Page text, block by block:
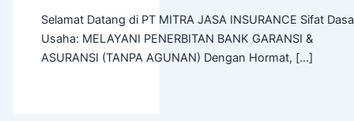
Selamat Datang di PT MITRA JASA INSURANCE Sifat
Usaha: MELAYANI PENERBITAN BANK GARANSI &
ASURANSI (TANPA AGUNAN) Dengan Hormat, […]